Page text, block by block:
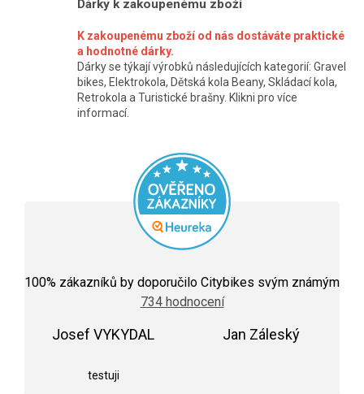
r
v
y
v
i
s
u
Dárky k zakoupenému zboží
K zakoupenému zboží od nás dostáváte praktické
a hodnotné dárky.
Dárky se týkají výrobků následujících kategorií: Gravel
bikes, Elektrokola, Dětská kola Beany, Skládací kola,
Retrokola a Turistické brašny. Klikni pro více
informací.
hodnocení
obchodu
je
100% zákazníků by doporučilo Citybikes svým známým
734 hodnocení
Josef VYKYDAL
testuji
Jan Záleský